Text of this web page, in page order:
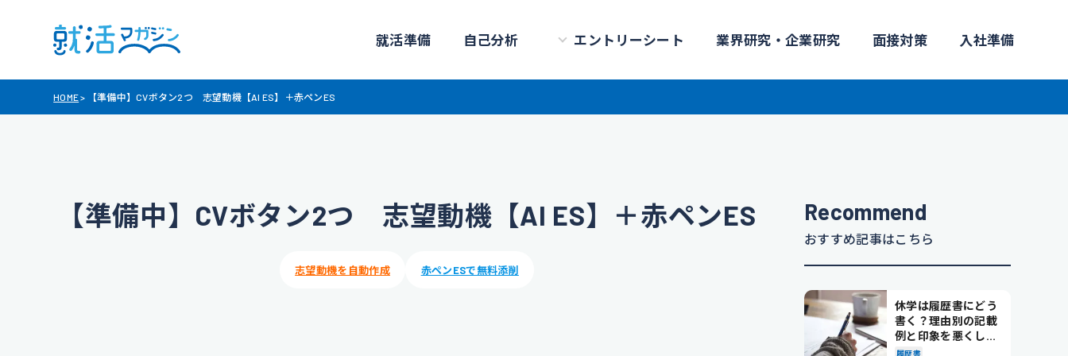
就活準備 自己分析 エントリーシート 業界研究・企業研究 面接対策 入社準備
HOME> 【準備中】CVボタン2つ 志望動機【AI ES】＋赤ペンES
【準備中】CVボタン2つ 志望動機【AI ES】＋赤ペンES
志望動機を自動作成 赤ペンESで無料添削
Recommend
おすすめ記事はこちら
休学は履歴書にどう
書く？理由別の記載
例と印象を悪くしな
い書き方を解説
履歴書